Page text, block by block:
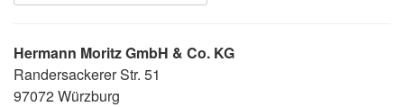
Hermann Moritz GmbH & Co. KG
Randersackerer Str. 51
97072 Würzburg